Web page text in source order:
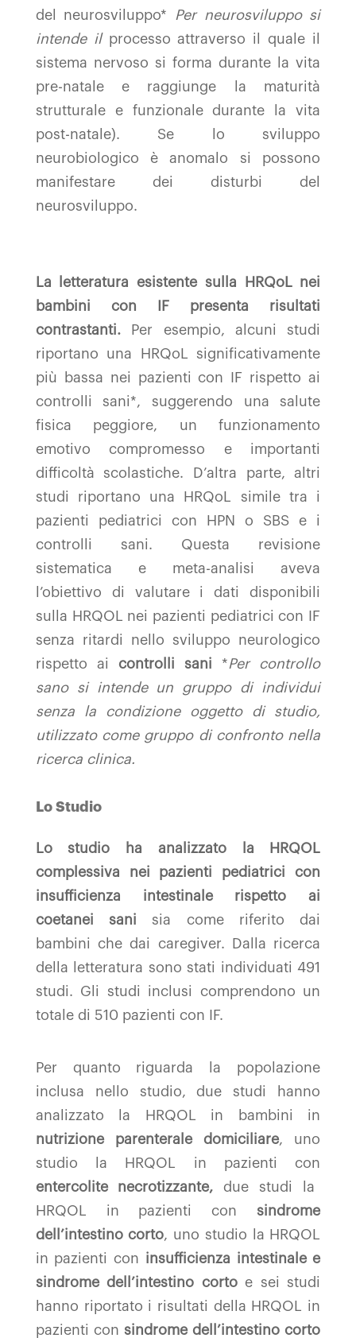
del neurosviluppo*
Per neurosviluppo si
intende il processo attraverso il quale il
sistema nervoso si forma durante la vita
pre-natale e raggiunge la maturità
strutturale e funzionale durante la vita
post-natale). Se lo sviluppo
neurobiologico è anomalo si possono
manifestare dei disturbi del
neurosviluppo.
La letteratura esistente sulla HRQoL nei
bambini con IF presenta risultati
contrastanti.
Per esempio, alcuni studi
riportano una HRQoL significativamente
più bassa nei pazienti con IF rispetto ai
controlli sani*, suggerendo una salute
fisica peggiore, un funzionamento
emotivo compromesso e importanti
difficoltà scolastiche. D’altra parte, altri
studi riportano una HRQoL simile tra i
pazienti pediatrici con HPN o SBS e i
controlli sani. Questa revisione
sistematica e meta-analisi aveva
l’obiettivo di valutare i dati disponibili
sulla HRQOL nei pazienti pediatrici con IF
senza ritardi nello sviluppo neurologico
rispetto ai controlli sani *Per controllo
sano si intende un gruppo di individui
senza la condizione oggetto di studio,
utilizzato come gruppo di confronto nella
ricerca clinica.
Lo Studio
Lo studio ha analizzato la HRQOL
complessiva nei pazienti pediatrici con
insufficienza intestinale rispetto ai
coetanei sani sia come riferito dai
bambini che dai caregiver. Dalla ricerca
della letteratura sono stati individuati 491
studi. Gli studi inclusi comprendono un
totale di 510 pazienti con IF.
Per quanto riguarda la popolazione
inclusa nello studio, due studi hanno
analizzato la HRQOL in bambini in
nutrizione parenterale domiciliare, uno
studio la HRQOL in pazienti con
entercolite necrotizzante,due studi la
HRQOL in pazienti con sindrome
dell’intestino corto, uno studio la HRQOL
in pazienti con insufficienza intestinale e
sindrome dell’intestino cortoe sei studi
hanno riportato i risultati della HRQOL in
pazienti con sindrome dell’intestino corto